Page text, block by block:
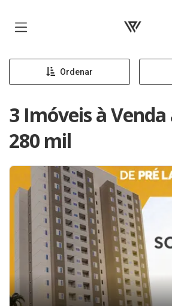
Página
Ordenar
3 Imóveis à Venda
280 mil